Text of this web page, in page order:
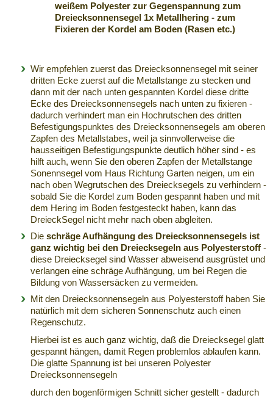
weißem Polyester zur Gegenspannung zum
Dreiecksonnensegel 1x Metallhering - zum
Fixieren der Kordel am Boden (Rasen etc.)
Wir empfehlen zuerst das Dreiecksonnensegel mit seiner
dritten Ecke zuerst auf die Metallstange zu stecken und
dann mit der nach unten gespannten Kordel diese dritte
Ecke des Dreiecksonnensegels nach unten zu fixieren -
dadurch verhindert man ein Hochrutschen des dritten
Befestigungspunktes des Dreiecksonnensegels am oberen
Zapfen des Metallstabes, weil ja sinnvollerweise die
hausseitigen Befestigungspunkte deutlich höher sind - es
hilft auch, wenn Sie den oberen Zapfen der Metallstange
Sonennsegel vom Haus Richtung Garten neigen, um ein
nach oben Wegrutschen des Dreiecksegels zu verhindern -
sobald Sie die Kordel zum Boden gespannt haben und mit
dem Hering im Boden festgesteckt haben, kann das
DreieckSegel nicht mehr nach oben abgleiten.
Die schräge Aufhängung des Dreiecksonnensegels ist
ganz wichtig bei den Dreiecksegeln aus Polyesterstoff -
diese Dreiecksegel sind Wasser abweisend ausgrüstet und
verlangen eine schräge Aufhängung, um bei Regen die
Bildung von Wassersäcken zu vermeiden.
Mit den Dreiecksonnensegeln aus Polyesterstoff haben Sie
natürlich mit dem sicheren Sonnenschutz auch einen
Regenschutz.
Hierbei ist es auch ganz wichtig, daß die Dreiecksegel glatt
gespannt hängen, damit Regen problemlos ablaufen kann.
Die glatte Spannung ist bei unseren Polyester
Dreiecksonnensegeln
durch den bogenförmigen Schnitt sicher gestellt - dadurch